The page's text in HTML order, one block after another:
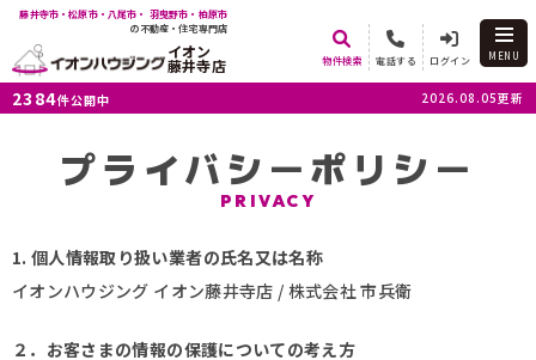
藤井寺市・松原市・八尾市・ 羽曳野市・柏原市
の不動産・住宅専門店
イオン
藤井寺店 物件検索 電話する ログイン MENU
2384件公開中 2026.08.05更新
プライバシーポリシー
PRIVACY
1. 個人情報取り扱い業者の氏名又は名称
イオンハウジング イオン藤井寺店 / 株式会社 市兵衛
２．お客さまの情報の保護についての考え方